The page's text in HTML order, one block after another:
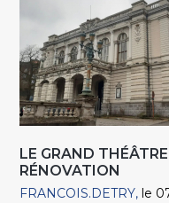
LE GRAND
RÉNOVATION
FRANCOIS.DETRY le